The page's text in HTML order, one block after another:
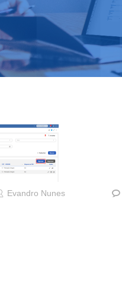
Evandro Nunes